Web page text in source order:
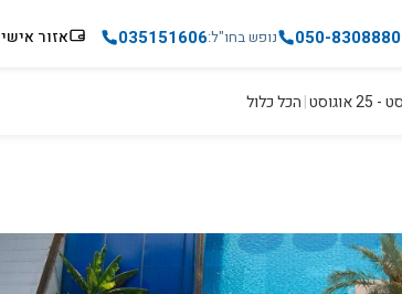
050-8308880 נופש בחו"ל035151606 אזור אישי
- 25 אוגוסט |הכל כלול